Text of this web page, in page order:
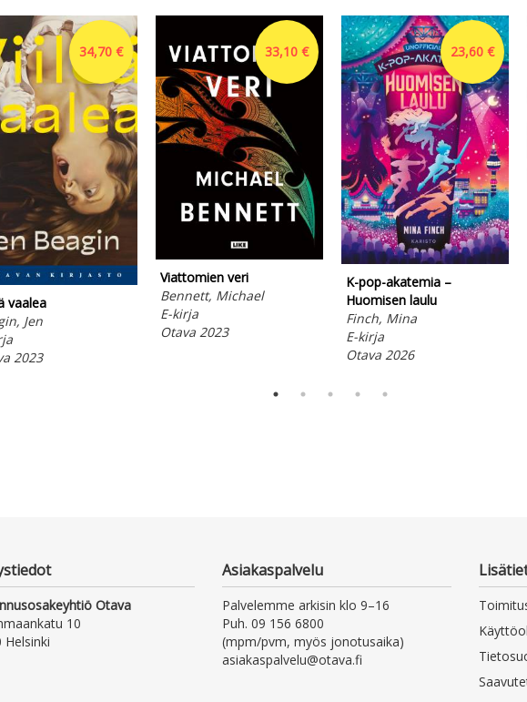
34,70 €
vaalea
Jen
2023
33,10 €
Viattomien veri
Bennett, Michael
E-kirja
Otava 2023
23,60 €
K-pop-akatemia –
Huomisen laulu
Finch, Mina
E-kirja
Otava 2026
Otava
10
Helsinki
Asiakaspalvelu
Palvelemme arkisin klo 9–16
Puh. 09 156 6800
(mpm/pvm, myös jonotusaika)
asiakaspalvelu@otava.fi